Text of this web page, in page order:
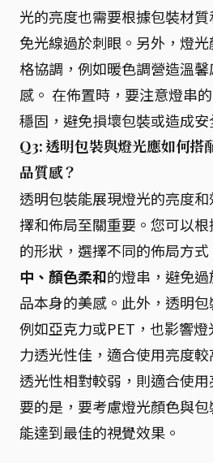
光的亮度也需要根據包裝材
免光線過於刺眼。另外，燈
格協調，例如暖色調營造溫
感。 在佈置時，要注意燈串
穩固，避免損壞包裝或造成安
Q3: 透明包裝與燈光應如何搭
品質感？
透明包裝能展現燈光的亮度
擇和佈局至關重要。您可以
的形狀，選擇不同的佈局方
中、顏色柔和的燈串，避免
品本身的美感。此外，透明包
例如亞克力或PET，也影響
力透光性佳，適合使用亮度
透光性相對較弱，則適合使
要的是，要考慮燈光顏色與
能達到最佳的視覺效果。